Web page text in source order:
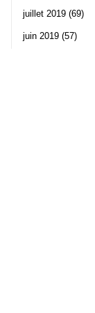
juillet 2019 (69)
juin 2019 (57)